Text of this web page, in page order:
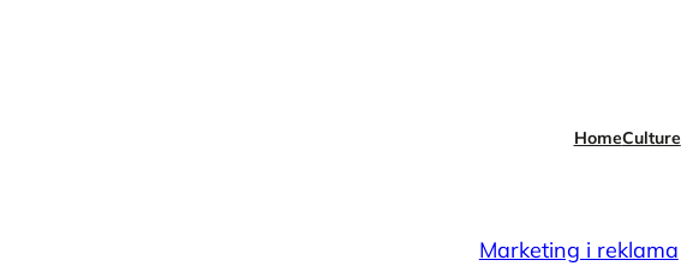
HomeCulture
Marketing i reklama